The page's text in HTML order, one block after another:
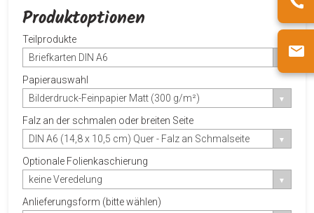
Produktoptionen
Teilprodukte
Briefkarten DIN A6
Papierauswahl
Bilderdruck-Feinpapier Matt (300 g/m²)
Falz an der schmalen oder breiten Seite
DIN A6 (14,8 x 10,5 cm) Quer - Falz an Schmalseite
Optionale Folienkaschierung
keine Veredelung
Anlieferungsform (bitte wählen)